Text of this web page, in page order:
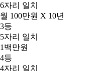
6자리 일치
월 100만원 X 10년
3등
5자리 일치
1백만원
4등
4자리 일치